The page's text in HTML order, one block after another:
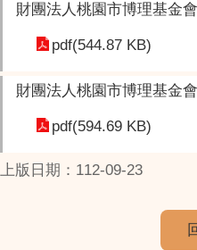
財團法人桃園市博理基金
pdf(544.87 KB)
財團法人桃園市博理基金
pdf(594.69 KB)
上版日期：112-09-23